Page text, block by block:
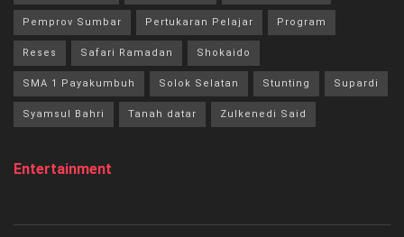
Pemprov Sumbar Pertukaran Pelajar Program
Reses Safari Ramadan Shokaido
SMA 1 Payakumbuh Solok Selatan Stunting Supardi
Syamsul Bahri Tanah datar Zulkenedi Said
Entertainment